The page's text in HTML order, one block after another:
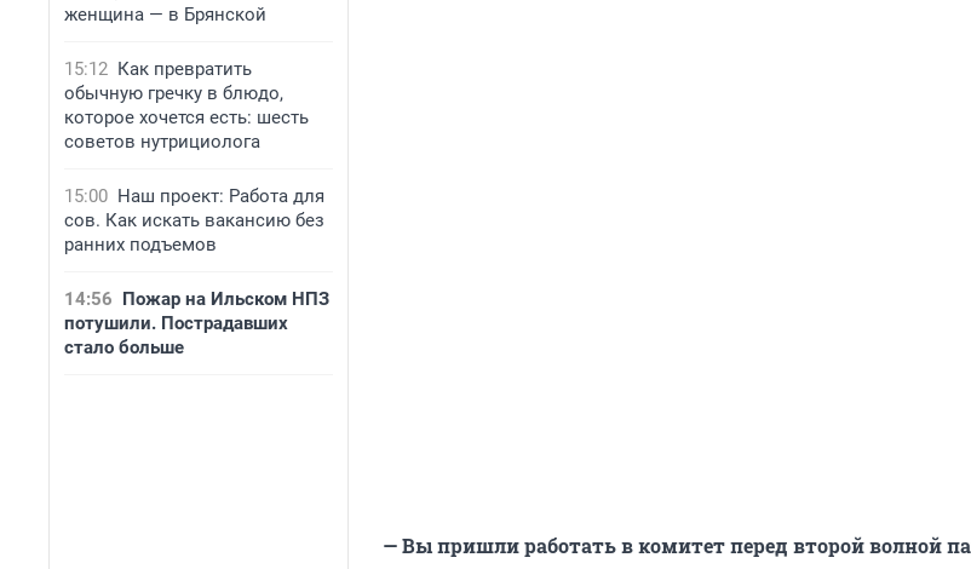
женщина — в Брянской
15:12 Как превратить
обычную гречку в блюдо,
которое хочется есть: шесть
советов нутрициолога
15:00 Наш проект: Работа для
сов. Как искать вакансию без
ранних подъемов
14:56 Пожар на Ильском НПЗ
потушили. Пострадавших
стало больше
— Вы пришли работать в комитет перед второй волной